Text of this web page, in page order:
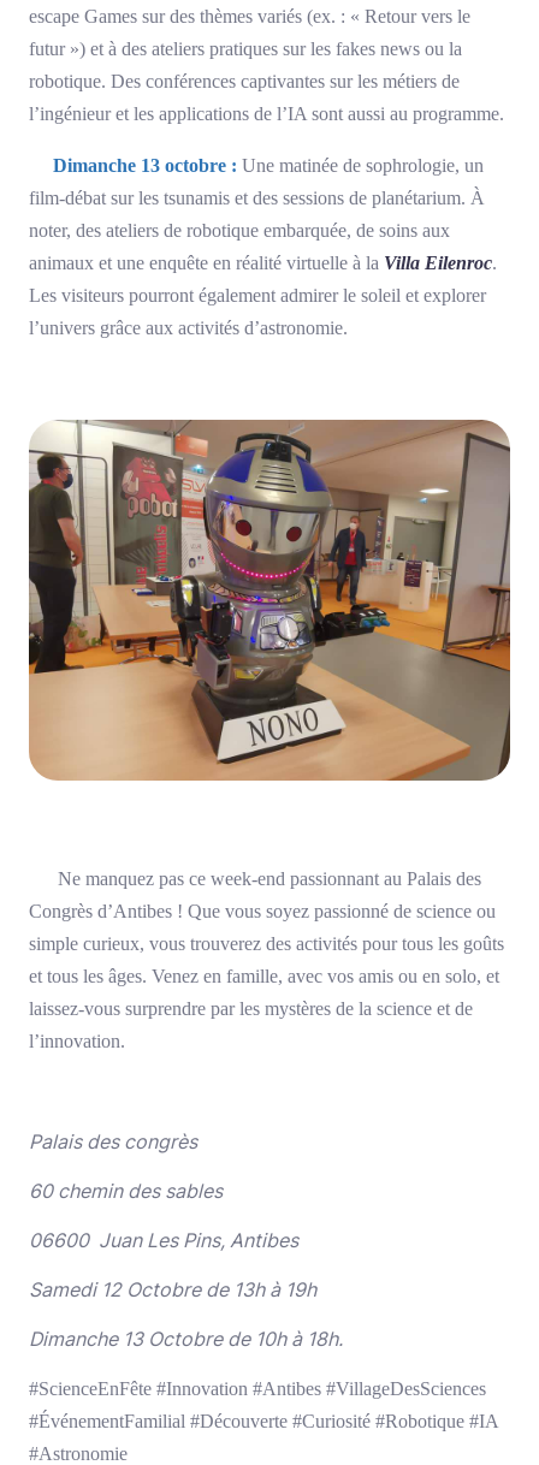
escape Games sur des thèmes variés (ex. : « Retour vers le
futur ») et à des ateliers pratiques sur les fakes news ou la
robotique. Des conférences captivantes sur les métiers de
l’ingénieur et les applications de l’IA sont aussi au programme.
Dimanche 13 octobre : Une matinée de sophrologie, un
film-débat sur les tsunamis et des sessions de planétarium. À
noter, des ateliers de robotique embarquée, de soins aux
animaux et une enquête en réalité virtuelle à la Villa Eilenroc.
Les visiteurs pourront également admirer le soleil et explorer
l’univers grâce aux activités d’astronomie.
Ne manquez pas ce week-end passionnant au Palais des
Congrès d’Antibes ! Que vous soyez passionné de science ou
simple curieux, vous trouverez des activités pour tous les goûts
et tous les âges. Venez en famille, avec vos amis ou en solo, et
laissez-vous surprendre par les mystères de la science et de
l’innovation.
Palais des congrès
60 chemin des sables
06600 Juan Les Pins, Antibes
Samedi 12 Octobre de 13h à 19h
Dimanche 13 Octobre de 10h à 18h.
#ScienceEnFête #Innovation #Antibes #VillageDesSciences
#ÉvénementFamilial #Découverte #Curiosité #Robotique #IA
#Astronomie